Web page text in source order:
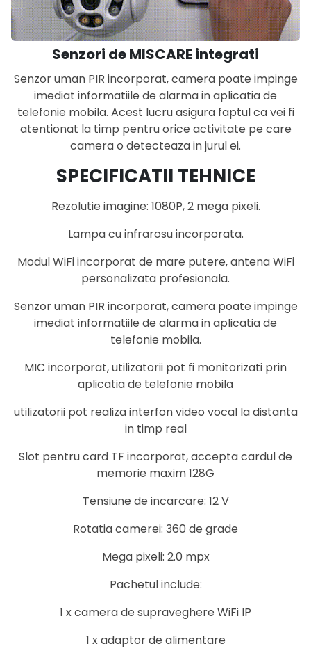
Senzori de MISCARE integrati
Senzor uman PIR incorporat, camera poate impinge
imediat informatiile de alarma in aplicatia de
telefonie mobila. Acest lucru asigura faptul ca vei fi
atentionat la timp pentru orice activitate pe care
camera o detecteaza in jurul ei.
SPECIFICATII TEHNICE
Rezolutie imagine: 1080P, 2 mega pixeli.
Lampa cu infrarosu incorporata.
Modul WiFi incorporat de mare putere, antena WiFi
personalizata profesionala.
Senzor uman PIR incorporat, camera poate impinge
imediat informatiile de alarma in aplicatia de
telefonie mobila.
MIC incorporat, utilizatorii pot fi monitorizati prin
aplicatia de telefonie mobila
utilizatorii pot realiza interfon video vocal la distanta
in timp real
Slot pentru card TF incorporat, accepta cardul de
memorie maxim 128G
Tensiune de incarcare: 12 V
Rotatia camerei: 360 de grade
Mega pixeli: 2.0 mpx
Pachetul include:
1 x camera de supraveghere WiFi IP
1 x adaptor de alimentare